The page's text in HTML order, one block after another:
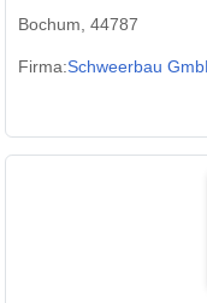
Bochum, 44787
Firma:Schweerbau